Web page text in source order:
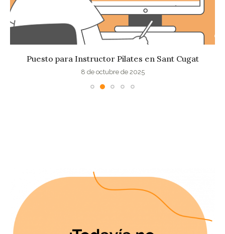
Puesto para Instructor Pilates en Sant Cugat
8 de octubre de 2025